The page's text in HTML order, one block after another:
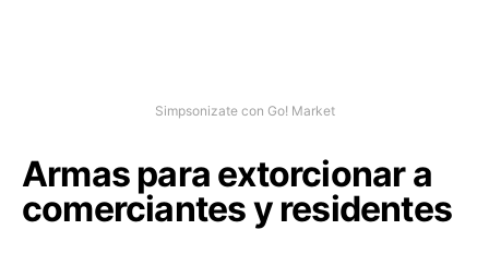
Simpsonizate con Go! Market
Armas para extorcionar a
comerciantes y residentes